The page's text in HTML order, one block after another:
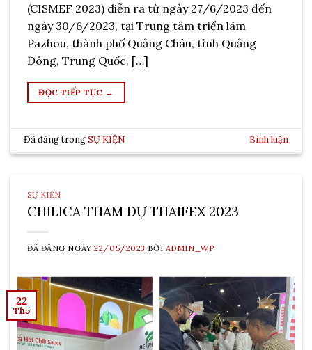
(CISMEF 2023) diễn ra từ ngày 27/6/2023 đến
ngày 30/6/2023, tại Trung tâm triển lãm
Pazhou, thành phố Quảng Châu, tỉnh Quảng
Đông, Trung Quốc. […]
ĐỌC TIẾP TỤC →
Đã đăng trongSỰ KIỆN Bình luận
SỰ KIỆN
CHILICA THAM DỰ THAIFEX 2023
ĐÃ ĐĂNG NGÀY22/05/2023 BỞI ADMIN_WP
22
Th5